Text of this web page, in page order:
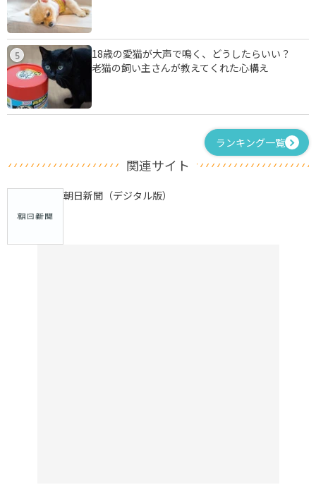
5
18歳の愛猫が大声で鳴く、どうしたらいい？
老猫の飼い主さんが教えてくれた心構え
ランキング一覧
関連サイト
朝日新聞（デジタル版）